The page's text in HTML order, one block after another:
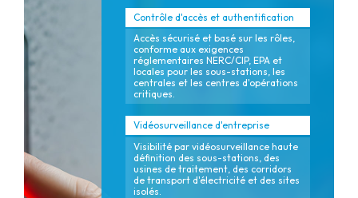
Contrôle d'accès et authentification
Accès sécurisé et basé sur les rôles,
conforme aux exigences
réglementaires NERC/CIP, EPA et
locales pour les sous-stations, les
centrales et les centres d'opérations
critiques.
Vidéosurveillance d'entreprise
Visibilité par vidéosurveillance haute
définition des sous-stations, des
usines de traitement, des corridors
de transport d'électricité et des sites
isolés.